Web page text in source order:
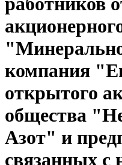
компания
открытого
общества
Азот" и
связанных с